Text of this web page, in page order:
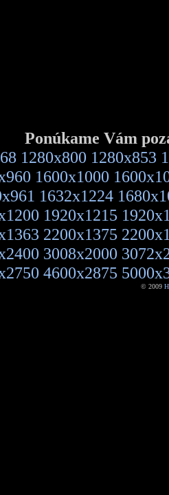
Ponúkame Vám
1280x800 1280x853
1600x1000
1632x1224
1920x1215
2200x1375
3008x2000
4600x2875
© 2009